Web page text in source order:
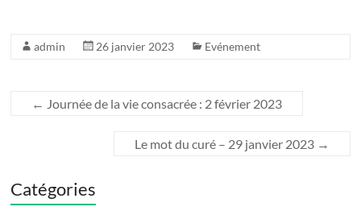
admin 26 janvier 2023 Evénement
← Journée de la vie consacrée : 2 février 2023
Le mot du curé – 29 janvier 2023 →
Catégories